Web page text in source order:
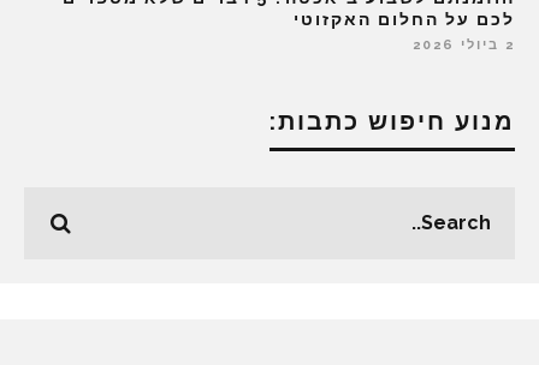
לכם על החלום האקזוטי
2 ביולי 2026
מנוע חיפוש כתבות: